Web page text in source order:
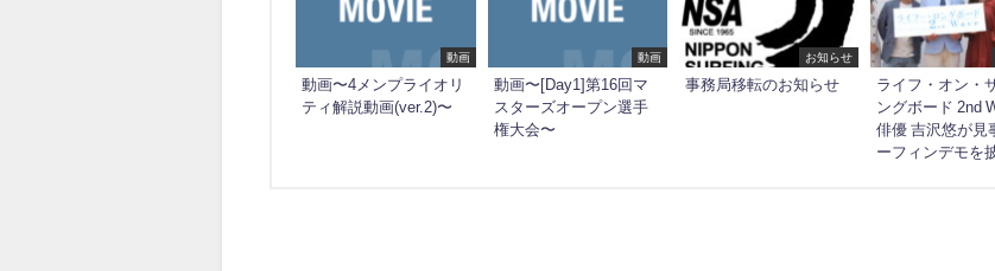
動画
動画〜4メンプライオリ
ティ解説動画(ver.2)〜
動画
動画〜[Day1]第16回マ
スターズオープン選手
権大会〜
お知らせ
事務局移転のお知らせ
ライフ・オン・
ングボード 2nd
俳優 吉沢悠が見
ーフィンデモを